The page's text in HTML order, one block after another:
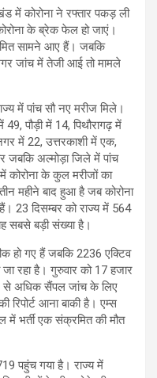
में कोरोना ने रफ्तार पकड़ ली
के ब्रेक फेल हो जाएं।
सामने आए हैं। जबकि
जांच में तेजी आई तो मामले
में पांच सौ नए मरीज मिले।
49, पौड़ी में 14, पिथौरागढ़ में
में 22, उत्तरकाशी में एक,
जबकि अल्मोड़ा जिले में पांच
कोरोना के कुल मरीजों का
महीने बाद हुआ है जब कोरोना
23 दिसम्बर को राज्य में 564
बड़ी संख्या है।
हो गए हैं जबकि 2236 एक्टिव
जा रहा है। गुरुवार को 17 हजार
से अधिक सैंपल जांच के लिए
आना बाकी है। एम्स
भर्ती एक संक्रमित की मौत
पहुंच गया है। राज्य में